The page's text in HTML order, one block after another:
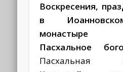
Воскресения,
в
монастыре
Пасхальное
Пасхальная